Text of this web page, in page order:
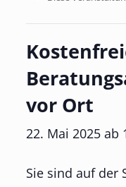
vor Ort
22. Mai 2025 ab
Sie sind auf der